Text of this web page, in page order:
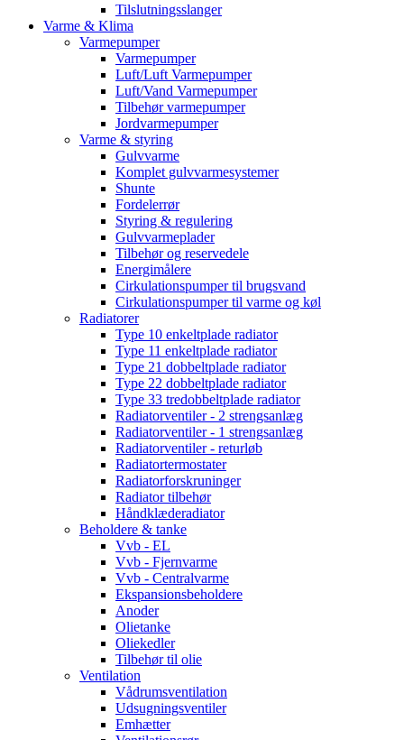
Tilslutningsslanger
Varme & Klima
Varmepumper
Varmepumper
Luft/Luft Varmepumper
Luft/Vand Varmepumper
Tilbehør varmepumper
Jordvarmepumper
Varme & styring
Gulvvarme
Komplet gulvvarmesystemer
Shunte
Fordelerrør
Styring & regulering
Gulvvarmeplader
Tilbehør og reservedele
Energimålere
Cirkulationspumper til brugsvand
Cirkulationspumper til varme og køl
Radiatorer
Type 10 enkeltplade radiator
Type 11 enkeltplade radiator
Type 21 dobbeltplade radiator
Type 22 dobbeltplade radiator
Type 33 tredobbeltplade radiator
Radiatorventiler - 2 strengsanlæg
Radiatorventiler - 1 strengsanlæg
Radiatorventiler - returløb
Radiatortermostater
Radiatorforskruninger
Radiator tilbehør
Håndklæderadiator
Beholdere & tanke
Vvb - EL
Vvb - Fjernvarme
Vvb - Centralvarme
Ekspansionsbeholdere
Anoder
Olietanke
Oliekedler
Tilbehør til olie
Ventilation
Vådrumsventilation
Udsugningsventiler
Emhætter